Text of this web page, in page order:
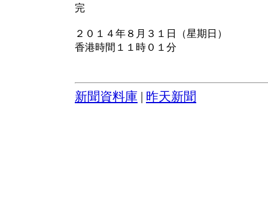
完
２０１４年８月３１日（星期日）
香港時間１１時０１分
新聞資料庫 昨天新聞